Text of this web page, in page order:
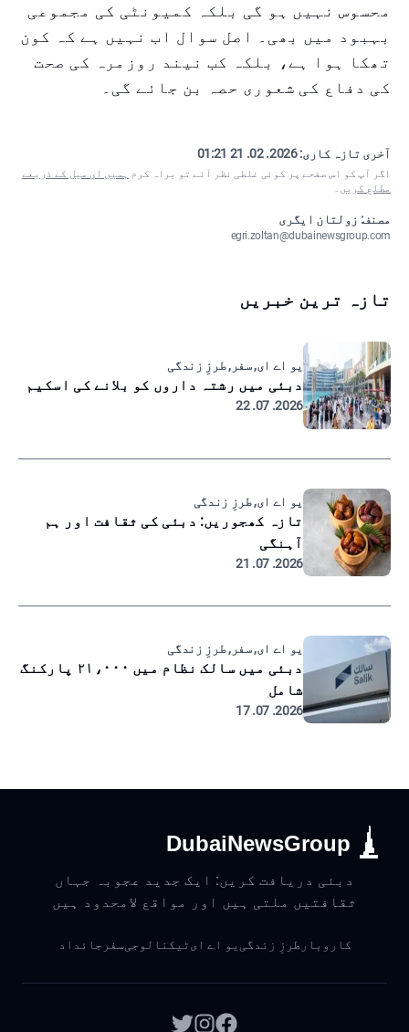
محسوس نہیں ہو گی بلکہ کمیونٹی کی مجموعی
بہبود میں بھی۔ اصل سوال اب نہیں ہے کہ کون
تھکا ہوا ہے، بلکہ کب نیند روزمرہ کی صحت
کی دفاع کی شعوری حصہ بن جائے گی۔
آخری تازہ کاری:2026. 02. 21 01:21
اگر آپ کو اس صفحے پر کوئی غلطی نظر آئے تو براہ کرم ہمیں ای میل کے ذریعے
مطلع کریں ۔
مصنف: زولتان ایگری
egri.zoltan@dubainewsgroup.com
تازہ ترین خبریں
یو اے ای, سفر, طرزِ زندگی
دبئی میں رشتہ داروں کو بلانے کی اسکیم
2026. 07. 22
یو اے ای, طرزِ زندگی
تازہ کھجوریں: دبئی کی ثقافت اور ہم
آہنگی
2026. 07. 21
یو اے ای, سفر, طرزِ زندگی
دبئی میں سالک نظام میں ۲۱،۰۰۰ پارکنگ
شامل
2026. 07. 17
DubaiNewsGroup
دبئی دریافت کریں: ایک جدید عجوبہ جہاں
ثقافتیں ملتی ہیں اور مواقع لامحدود ہیں
کاروبار طرزِ زندگی یو اے ایٹیکنالوجیسفر جائداد